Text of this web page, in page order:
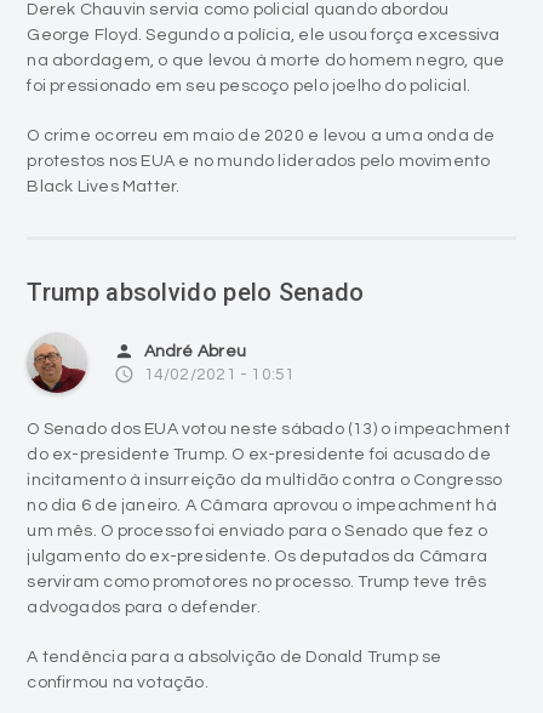
Derek Chauvin servia como policial quando abordou
George Floyd. Segundo a polícia, ele usou força excessiva
na abordagem, o que levou à morte do homem negro, que
foi pressionado em seu pescoço pelo joelho do policial.
O crime ocorreu em maio de 2020 e levou a uma onda de
protestos nos EUA e no mundo liderados pelo movimento
Black Lives Matter.
Trump absolvido pelo Senado
person André Abreu
access_time 14/02/2021 - 10:51
O Senado dos EUA votou neste sábado (13) o impeachment
do ex-presidente Trump. O ex-presidente foi acusado de
incitamento à insurreição da multidão contra o Congresso
no dia 6 de janeiro. A Câmara aprovou o impeachment há
um mês. O processo foi enviado para o Senado que fez o
julgamento do ex-presidente. Os deputados da Câmara
serviram como promotores no processo. Trump teve três
advogados para o defender.
A tendência para a absolvição de Donald Trump se
confirmou na votação.